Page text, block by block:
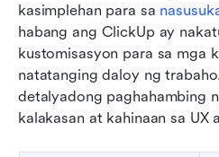
kasimplehan para sa
habang ang ClickUp ay
kustomisasyon para sa mga
natatanging daloy ng
detalyadong paghahambing
kalakasan at kahinaan sa UX